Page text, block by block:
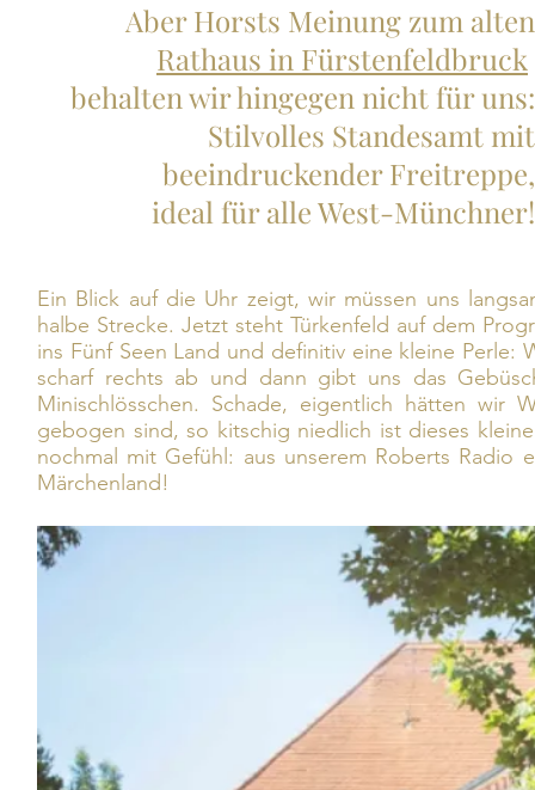
Aber Horsts Meinung zum alten
Rathaus in Fürstenfeldbruck
behalten wir hingegen nicht für uns:
Stilvolles Standesamt mit
beeindruckender Freitreppe,
ideal für alle West-Münchner!
Ein Blick auf die Uhr zeigt, wir müssen uns
halbe Strecke. Jetzt steht Türkenfeld auf dem
ins Fünf Seen Land und definitiv eine kleine
scharf rechts ab und dann gibt uns das
Minischlösschen. Schade, eigentlich hätten wir
gebogen sind, so kitschig niedlich ist dieses
nochmal mit Gefühl: aus unserem Roberts
Märchenland!